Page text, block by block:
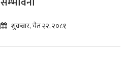
शुक्रबार, चैत २२, २०८१